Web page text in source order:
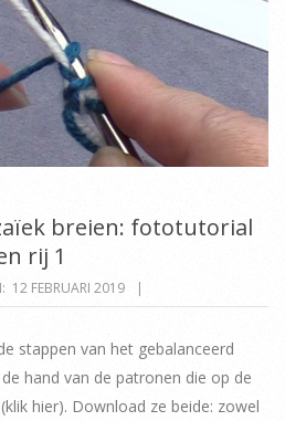
breien: fototutorial
rij 1
12 FEBRUARI 2019
stappen van het gebalanceerd
hand van de patronen die op de
hier). Download ze beide: zowel